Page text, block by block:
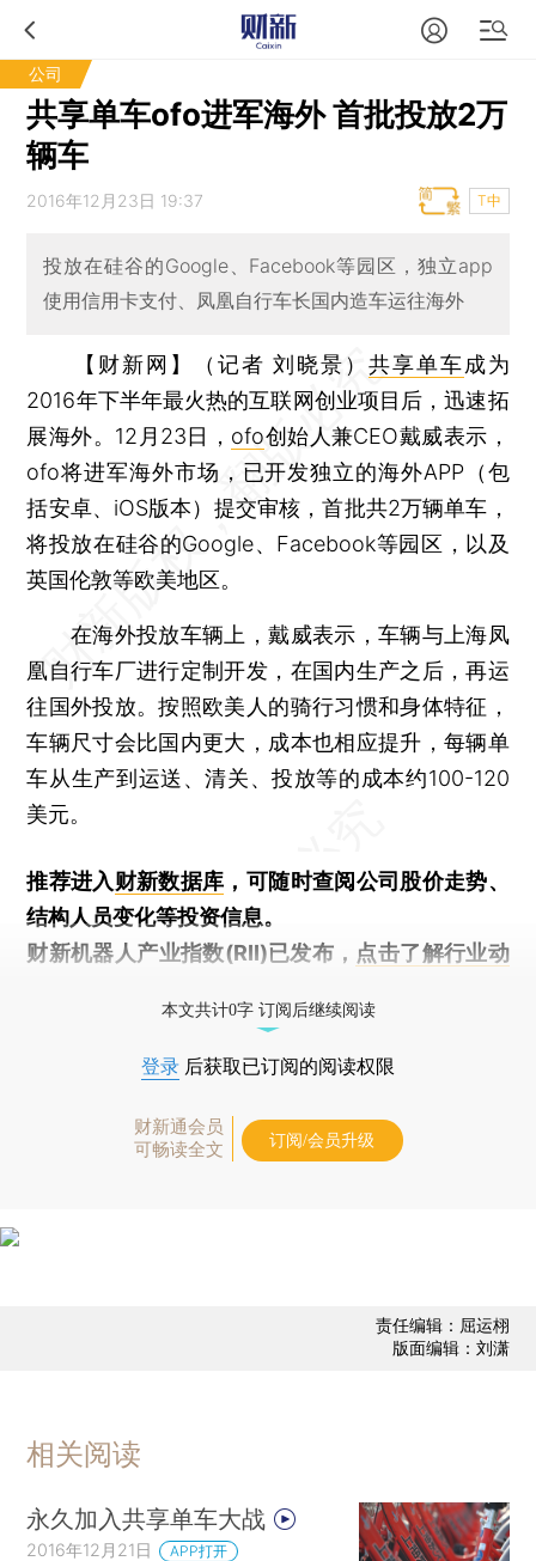
公司
共享单车ofo进军海外 首批投放2万
辆车
2016年12月23日 19:37 T中
投放在硅谷的Google、Facebook等园区，独立app
使用信用卡支付、凤凰自行车长国内造车运往海外
【财新网】（记者 刘晓景）共享单车成为
2016年下半年最火热的互联网创业项目后，迅速拓
展海外。12月23日， ofo创始人兼CEO戴威表示，
ofo将进军海外市场，已开发独立的海外APP（包
括安卓、iOS版本）提交审核，首批共2万辆单车，
将投放在硅谷的Google、Facebook等园区，以及
英国伦敦等欧美地区。
在海外投放车辆上，戴威表示，车辆与上海凤
凰自行车厂进行定制开发，在国内生产之后，再运
往国外投放。按照欧美人的骑行习惯和身体特征，
车辆尺寸会比国内更大，成本也相应提升，每辆单
车从生产到运送、清关、投放等的成本约100-120
美元。
推荐进入财新数据库 ，可随时查阅公司股价走势、
结构人员变化等投资信息。
财新机器人产业指数(RII)已发布， 点击了解行业动
本文共计0字 订阅后继续阅读
登录 后获取已订阅的阅读权限
财新通会员
可畅读全文
订阅/会员升级
责任编辑：屈运栩
版面编辑：刘潇
相关阅读
永久加入共享单车大战
2016年12月21日 APP打开